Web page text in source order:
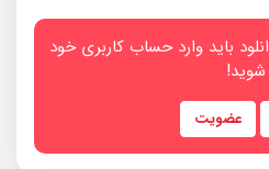
باید وارد حساب کاربری خود
شوید!
عضویت